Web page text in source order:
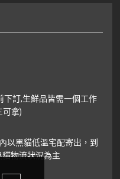
下訂,生鮮品皆需一個工作
可拿)
以黑貓低溫宅配寄出，到
物流狀況為主